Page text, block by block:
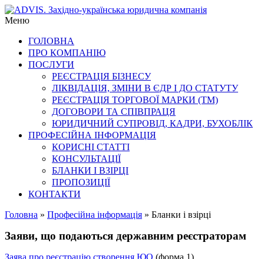
Skip
to
ADVIS.
Західно-
українська
юридична
компанія
професійні
Меню
ГОЛОВНА
ПРО КОМПАНІЮ
ПОСЛУГИ
РЕЄСТРАЦІЯ БІЗНЕСУ
ЛІКВІДАЦІЯ, ЗМІНИ В ЄДР І ДО СТАТУТУ
РЕЄСТРАЦІЯ ТОРГОВОЇ МАРКИ (ТМ)
ДОГОВОРИ ТА СПІВПРАЦЯ
ЮРИДИЧНИЙ СУПРОВІД, КАДРИ, БУХОБЛІК
ПРОФЕСІЙНА ІНФОРМАЦІЯ
КОРИСНІ СТАТТІ
КОНСУЛЬТАЦІЇ
БЛАНКИ І ВЗІРЦІ
ПРОПОЗИЦІЇ
КОНТАКТИ
Головна » Професійна інформація » Бланки і взірці
Заяви, що подаються державним реєстраторам
Заява про реєстрацію створення ЮО (форма 1)